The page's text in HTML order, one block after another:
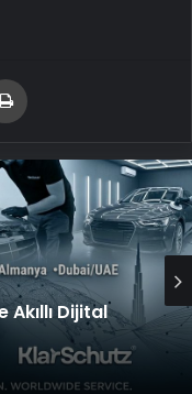
Akıllı Dijital